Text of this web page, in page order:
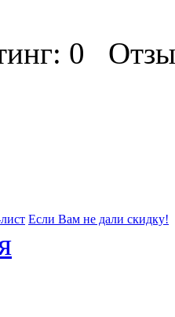
0
Если Вам не дали скидку!